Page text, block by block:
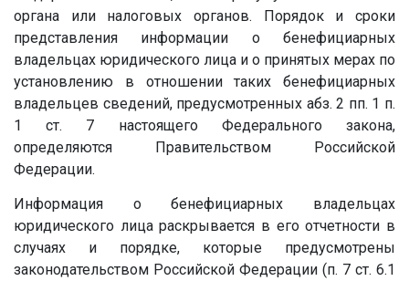
органа или налоговых органов. Порядок и сроки
представления информации о бенефициарных
владельцах юридического лица и о принятых мерах по
установлению в отношении таких бенефициарных
владельцев сведений, предусмотренных абз. 2 пп. 1 п.
1 ст. 7 настоящего Федерального закона,
определяются Правительством Российской
Федерации.
Информация о бенефициарных владельцах
юридического лица раскрывается в его отчетности в
случаях и порядке, которые предусмотрены
законодательством Российской Федерации (п. 7 ст. 6.1